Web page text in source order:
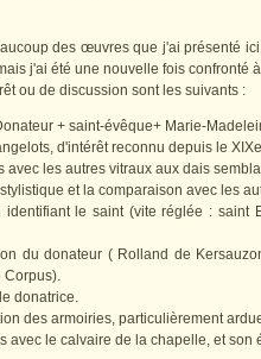
des œuvres que j'ai présenté
j'ai été une nouvelle fois confronté
ou de discussion sont les suivants :
+ saint-évêque+ Marie-
d'intérêt reconnu depuis le
avec les autres vitraux aux dais
et la comparaison avec les
identifiant le saint (vite réglée :
du donateur ( Rolland de
Corpus).
donatrice.
des armoiries, particulièrement
avec le calvaire de la chapelle, et son